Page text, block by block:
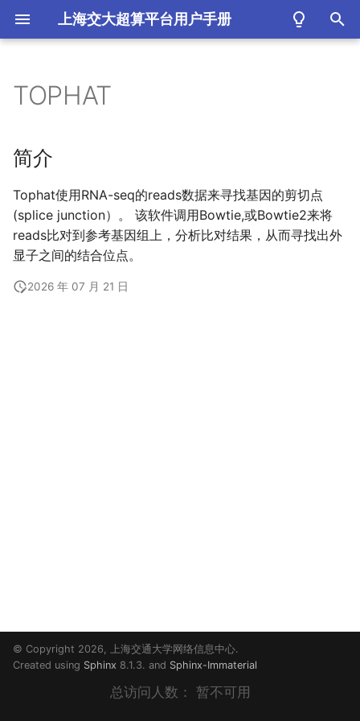
上海交大超算平台用户手册
始
搜
简介
TOPHAT
简介
Tophat使用RNA-seq的reads数据来寻找基因的剪切点
(splice junction）。 该软件调用Bowtie,或Bowtie2来将
reads比对到参考基因组上，分析比对结果，从而寻找出外
显子之间的结合位点。
2026 年 07 月 21 日
© Copyright 2026, 上海交通大学网络信息中心.
Created using Sphinx 8.1.3. and Sphinx-Immaterial
总访问人数： 暂不可用